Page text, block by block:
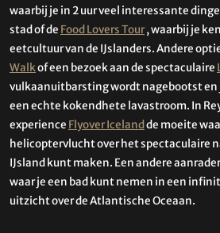
waarbij je in 2 uur veel interessante
stad of de Food Lovers Tour, waarbij je
eetcultuur van de IJslanders. Andere
Walkof een bezoek aan de spectaculaire
vulkaanuitbarsting wordt nagebootst en
een echte kokendhete lavastroom. In
experience Flyover Iceland de moeite
helicoptervlucht over het spectaculaire
IJsland kunt maken. Een andere
waar je een bad kunt nemen in een
uitzicht over de Atlantische Oceaan.